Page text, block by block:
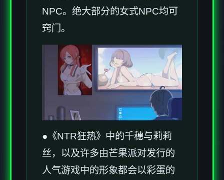
NPC。绝大部分的女式NPC均可
窍门。
●《NTR狂热》中的千穗与莉莉
丝，以及许多由芒果派对发行的
人气游戏中的形象都会以彩蛋的